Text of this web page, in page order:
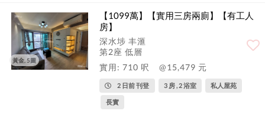
黃金, 5圖
【1099萬】【實用三房兩廁】【有工人
房】
深水埗 丰滙
第2座 低層
實用: 710 呎
@15,479 元
2 日前 刊登 3 房 , 2 浴室 私人屋苑
長實